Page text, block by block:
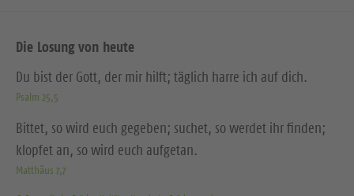
Die Losung von heute
Du bist der Gott, der mir hilft; täglich harre ich auf dich.
Psalm 25,5
Bittet, so wird euch gegeben; suchet, so werdet ihr finden;
klopfet an, so wird euch aufgetan.
Matthäus 7,7